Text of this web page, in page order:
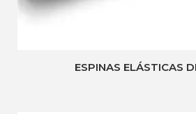
ESPINAS ELÁSTICAS